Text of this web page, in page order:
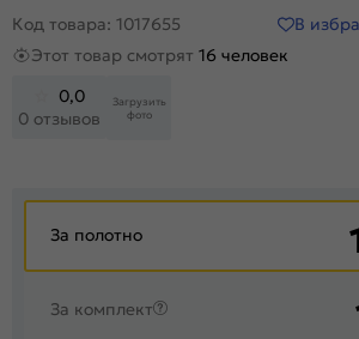
Код товара: 1017655 В
Этот товар смотрят 16 человек
0,0
0 отзывов
Загрузить
фото
За полотно
За комплект